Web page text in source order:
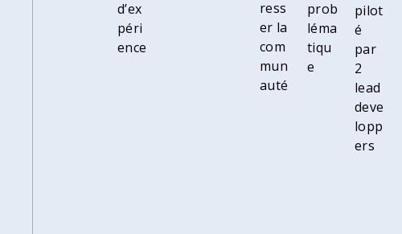
d’ex
péri
ence
ress
er la
com
mun
auté
prob
léma
tiqu
e
pilot
é
par
2
lead
deve
lopp
ers